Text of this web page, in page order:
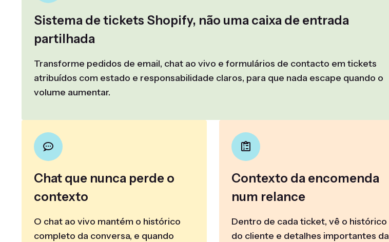
Sistema de tickets Shopify, não uma caixa de entrada
partilhada
Transforme pedidos de email, chat ao vivo e formulários de contacto em tickets
atribuídos com estado e responsabilidade claros, para que nada escape quando o
volume aumentar.
Chat que nunca perde o
contexto
O chat ao vivo mantém o histórico
completo da conversa, e quando
Contexto da encomenda
num relance
Dentro de cada ticket, vê o histórico
do cliente e detalhes importantes da